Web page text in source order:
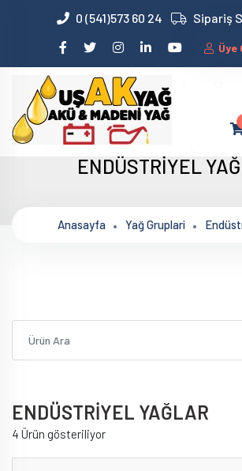
0 (541)573 60 24 Sipariş
Üye
ENDÜSTRİYEL
Anasayfa Yağ Gruplari
ENDÜSTRİYEL YAĞLAR
4 Ürün gösteriliyor